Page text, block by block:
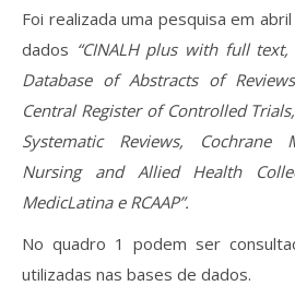
Foi realizada uma pesquisa em
dados “CINALH plus with full
Database of Abstracts of
Central Register of Controlled
Systematic Reviews, Cochrane
Nursing and Allied Health
MedicLatina e RCAAP”.
No quadro 1 podem ser
utilizadas nas bases de dados.